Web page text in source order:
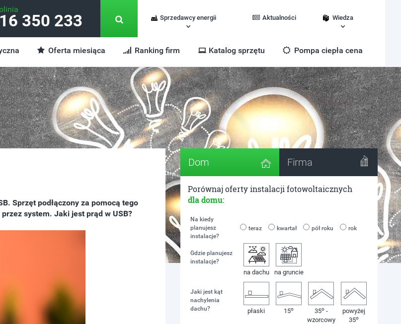
350 233 Sprzedawcy energii Aktualności Wiedza
Oferta miesiąca Ranking firm Katalog sprzętu Pompa ciepła cena
Sprzęt podłączony za pomocą tego
system. Jaki jest prąd w USB?
Dom Firma
Porównaj oferty instalacji fotowoltaicznych
dla domu:
Na kiedy
planujesz
instalacje?
teraz kwartał pół roku rok
Gdzie planujesz
instalacje?
na dachu na gruncie
Jaki jest kąt
nachylenia
dachu?
płaski 15o 35o-
wzorcowy
powyżej
35o